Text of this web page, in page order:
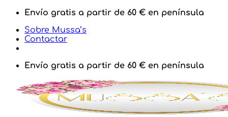
Saltar
contenido
Envío gratis a partir de 60 € en península
Sobre Mussa’s
Contactar
Envío gratis a partir de 60 € en península